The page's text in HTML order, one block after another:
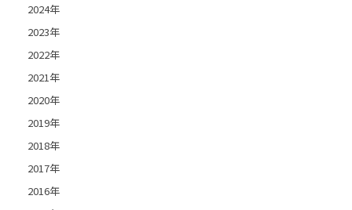
2024年
2023年
2022年
2021年
2020年
2019年
2018年
2017年
2016年